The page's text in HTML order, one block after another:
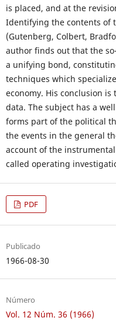
is placed, and at the
Identifying the contents of
(Gutenberg, Colbert,
author finds out that the
a unifying bond,
techniques which
economy. His conclusion
data. The subject has a
forms part of the political
the events in the general
account of the
called operating
PDF
Publicado
1966-08-30
Número
Vol. 12 Núm. 36 (1966)